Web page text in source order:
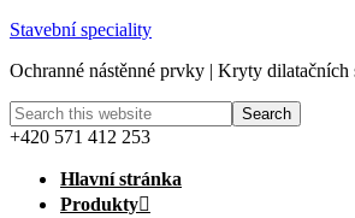
Stavební speciality
Ochranné nástěnné prvky | Kryty dilatačních
+420 571 412 253
Hlavní stránka
Produkty